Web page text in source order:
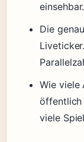
einsehbar.
Die
Wie viele
öffentlich
viele